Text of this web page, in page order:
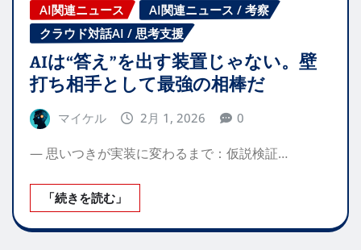
AI関連ニュース
AI関連ニュース / 考察
クラウド対話AI / 思考支援
AIは“答え”を出す装置じゃない。壁
打ち相手として最強の相棒だ
マイケル 2月 1, 2026 0
— 思いつきが実装に変わるまで：仮説検証…
「続きを読む」